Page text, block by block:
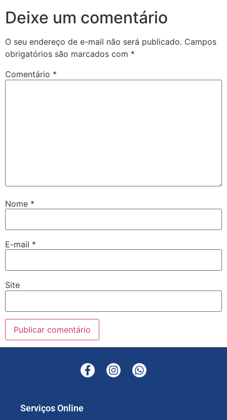
Deixe um comentário
O seu endereço de e-mail não será publicado. Campos
obrigatórios são marcados com *
Comentário *
Nome *
E-mail *
Site
Serviços Online